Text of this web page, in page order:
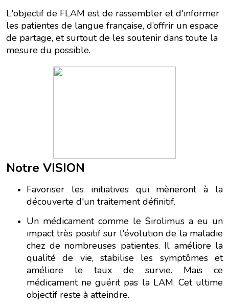
L'objectif de FLAM est de rassembler et d'informer
les patientes de langue française, d’offrir un espace
de partage, et surtout de les soutenir dans toute la
mesure du possible.
Notre VISION
Favoriser les initiatives qui mèneront à la
découverte d'un traitement définitif.
Un médicament comme le Sirolimus a eu un
impact très positif sur l'évolution de la maladie
chez de nombreuses patientes. Il améliore la
qualité de vie, stabilise les symptômes et
améliore le taux de survie. Mais ce
médicament ne guérit pas la LAM. Cet ultime
objectif reste à atteindre.